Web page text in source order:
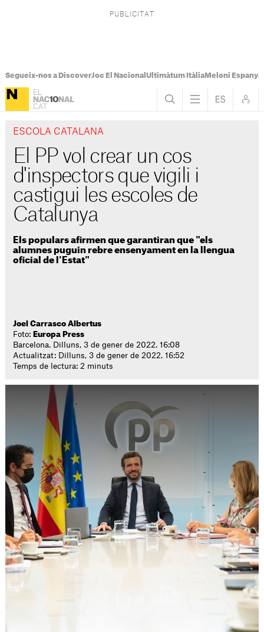
Segueix-nos a DiscoverJoc El Nacional Ultimàtum ItàliaMeloni Espanya
ESCOLA CATALANA
El PP vol crear un cos
d'inspectors que vigili i
castigui les escoles de
Catalunya
Els populars afirmen que garantiran que "els
alumnes puguin rebre ensenyament en la llengua
oficial de l'Estat"
Joel Carrasco Albertus
Foto: Europa Press
Barcelona. Dilluns, 3 de gener de 2022. 16:08
Actualitzat: Dilluns, 3 de gener de 2022. 16:52
Temps de lectura: 2 minuts